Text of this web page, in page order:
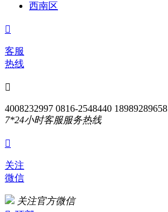
西南区

客服
热线

4008232997 0816-2548440 18989289658
7*24小时客服服务热线

关注
微信
关注官方微信